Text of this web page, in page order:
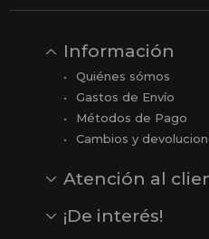
Información
Quiénes sómos
Gastos de Envío
Métodos de Pago
Cambios y
Atención al
Opiniones
Reseñas en Google
¡De interés!